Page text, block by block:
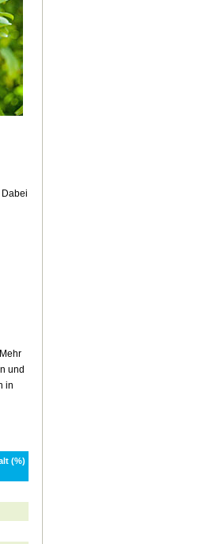
und
in
(%)